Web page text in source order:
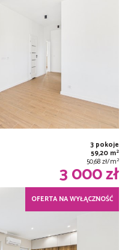
3 pokoje
59,20 m2
50,68 zł/m2
3 000 zł
OFERTA NA WYŁĄCZNOŚĆ